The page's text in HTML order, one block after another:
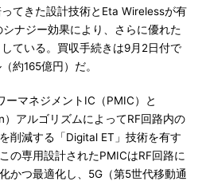
てきた設計技術とEta Wirelessが有
ナジー効果により、さらに優れた
ている。買収手続きは9月2日付で
約165億円）だ。
マネジメントIC（PMIC）と
アルゴリズムによってRF回路内の
削減する「Digital ET」技術を有す
の専用設計されたPMICはRF回路に
かつ最適化し、5G（第5世代移動通